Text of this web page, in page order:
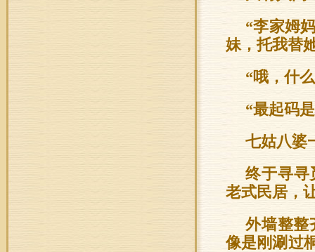
“李家姆
妹，托我替
“哦，什
“最起码
七姑八婆
终于寻
老式民居，
外墙整整
像是刚涮过